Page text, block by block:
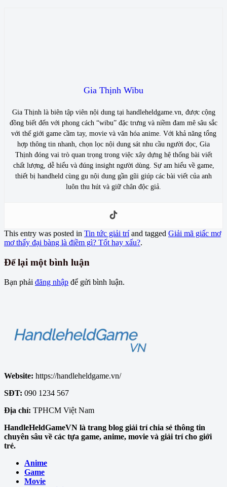
Gia Thịnh Wibu
Gia Thịnh là biên tập viên nội dung tại handleheldgame.vn, được cộng
đồng biết đến với phong cách “wibu” đặc trưng và niềm đam mê sâu sắc
với thế giới game cầm tay, movie và văn hóa anime. Với khả năng tổng
hợp thông tin nhanh, chọn lọc nội dung sát nhu cầu người đọc, Gia
Thịnh đóng vai trò quan trọng trong việc xây dựng hệ thống bài viết
chất lượng, dễ hiểu và đúng insight người dùng. Sự am hiểu về game,
thiết bị handheld cùng gu nội dung gần gũi giúp các bài viết của anh
luôn thu hút và giữ chân độc giả.
This entry was posted in Tin tức giải tríand tagged Giải mã giấc mơ
mơ thấy đại bàng là điềm gì? Tốt hay xấu?.
Để lại một bình luận
Bạn phải đăng nhập để gửi bình luận.
Website: https://handleheldgame.vn/
SĐT: 090 1234 567
Địa chỉ: TPHCM Việt Nam
HandleHeldGameVN là trang blog giải trí chia sẻ thông tin
chuyên sâu về các tựa game, anime, movie và giải trí cho giới
trẻ.
Anime
Game
Movie